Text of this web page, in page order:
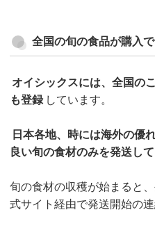
全国の旬の食品が購入
オイシックスには、全国の
も登録 しています。
日本各地、時には海外の優
良い旬の食材のみを発送して
旬の食材の収穫が始まると
式サイト経由で発送開始の連